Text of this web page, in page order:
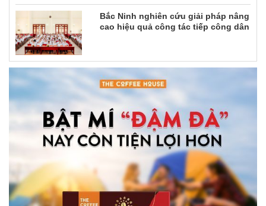
Bắc Ninh nghiên cứu giải pháp nâng
cao hiệu quả công tác tiếp công dân